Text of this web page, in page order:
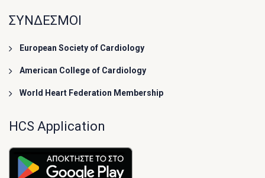
ΣΥΝΔΕΣΜΟΙ
European Society of Cardiology
American College of Cardiology
World Heart Federation Membership
HCS Application